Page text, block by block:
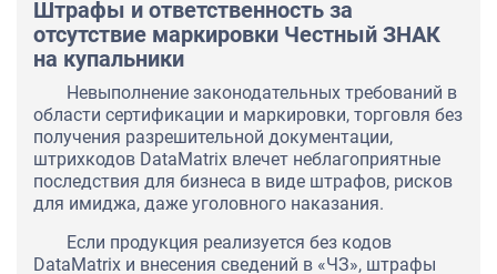
Штрафы и ответственность за
отсутствие маркировки Честный ЗНАК
на купальники
Невыполнение законодательных требований в
области сертификации и маркировки, торговля без
получения разрешительной документации,
штрихкодов DataMatrix влечет неблагоприятные
последствия для бизнеса в виде штрафов, рисков
для имиджа, даже уголовного наказания.
Если продукция реализуется без кодов
DataMatrix и внесения сведений в «ЧЗ», штрафы